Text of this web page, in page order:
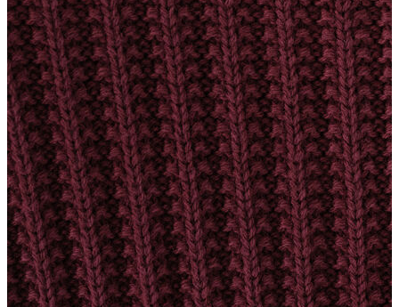
İndirimdekiler
Kadın
Ceket